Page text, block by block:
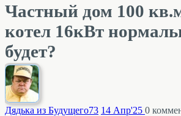
Частный дом 100
котел 16кВт
будет?
Дядька из Будущего73 14 Апр'25 0